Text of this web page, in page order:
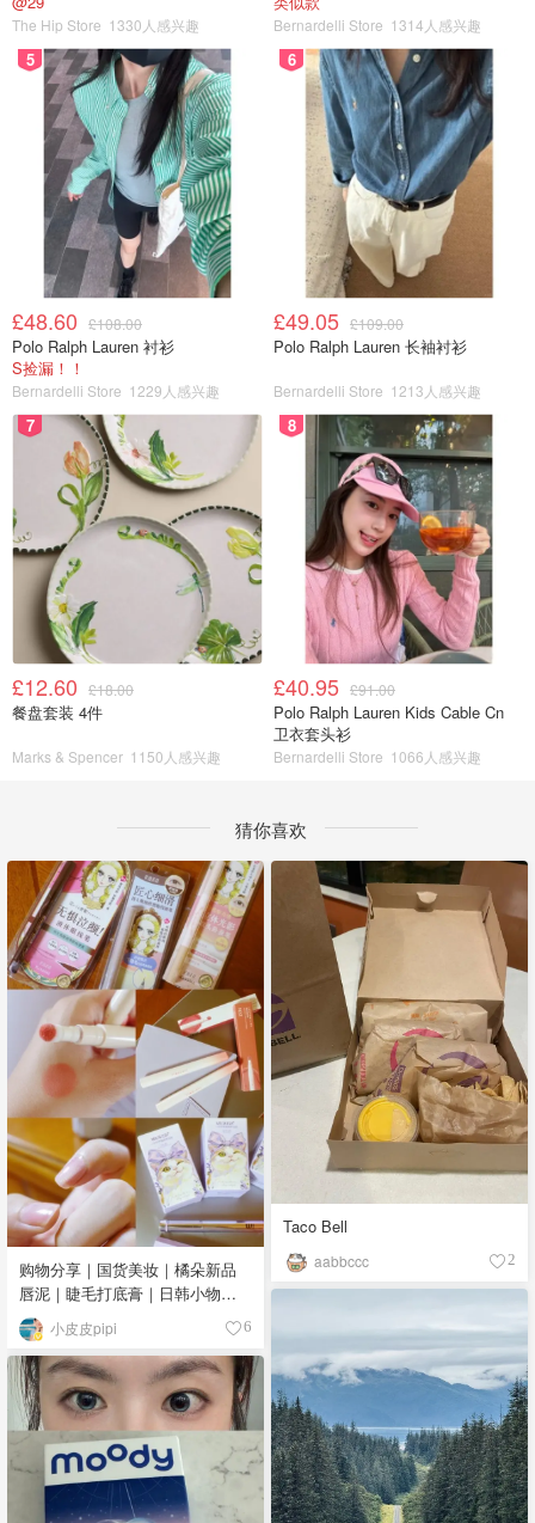
The Hip Store 1330人感兴趣 Bernardelli Store 1314人感兴趣
5
£48.60 £108.00
Polo Ralph Lauren 衬衫
S捡漏！！
Bernardelli Store 1229人感兴趣
6
£49.05 £109.00
Polo Ralph Lauren 长袖衬衫
Bernardelli Store 1213人感兴趣
7
£12.60 £18.00
餐盘套装 4件
Marks & Spencer 1150人感兴趣
8
£40.95 £91.00
Polo Ralph Lauren Kids Cable Cn
卫衣套头衫
Bernardelli Store 1066人感兴趣
猜你喜欢
购物分享｜国货美妆｜橘朵新品
唇泥｜睫毛打底膏｜日韩小物｜
眼线笔｜美甲DIY💅
小皮皮pipi 6
Taco Bell
aabbccc 2